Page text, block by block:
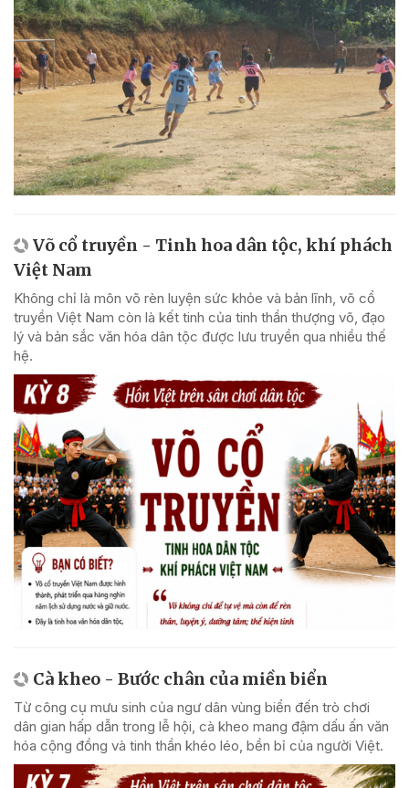
Võ cổ truyền - Tinh hoa dân tộc, khí phách
Việt Nam
Không chỉ là môn võ rèn luyện sức khỏe và bản lĩnh, võ cổ
truyền Việt Nam còn là kết tinh của tinh thần thượng võ, đạo
lý và bản sắc văn hóa dân tộc được lưu truyền qua nhiều thế
hệ.
Cà kheo - Bước chân của miền biển
Từ công cụ mưu sinh của ngư dân vùng biển đến trò chơi
dân gian hấp dẫn trong lễ hội, cà kheo mang đậm dấu ấn văn
hóa cộng đồng và tinh thần khéo léo, bền bỉ của người Việt.